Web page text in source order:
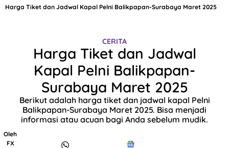
Harga Tiket dan Jadwal Kapal Pelni Balikpapan-Surabaya Maret 2025
CERITA
Harga Tiket dan Jadwal
Kapal Pelni Balikpapan-
Surabaya Maret 2025
Berikut adalah harga tiket dan jadwal kapal Pelni
Balikpapan-Surabaya Maret 2025. Bisa menjadi
informasi atau acuan bagi Anda sebelum mudik.
Oleh
FX